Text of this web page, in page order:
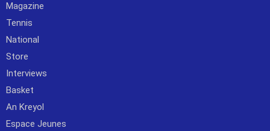
Magazine
Tennis
National
Store
Interviews
Basket
An Kreyol
Espace Jeunes